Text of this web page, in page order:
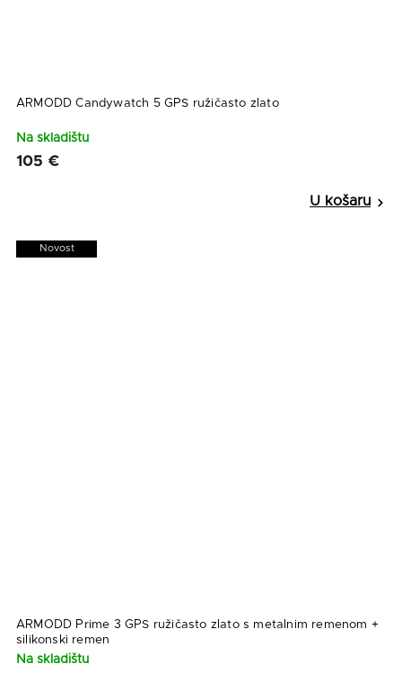
ARMODD Candywatch 5 GPS ružičasto zlato
Na skladištu
105 €
Novost
ARMODD Prime 3 GPS ružičasto zlato s metalnim remenom +
silikonski remen
Na skladištu